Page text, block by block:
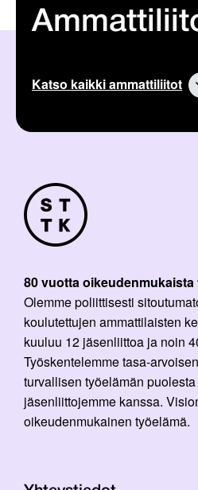
Katso kaikki ammattiliitot
80 vuotta oikeudenmukaista
Olemme poliittisesti
koulutettujen ammattilaisten
kuuluu 12 jäsenliittoa ja noin
Työskentelemme tasa-
turvallisen työelämän
jäsenliittojemme kanssa.
oikeudenmukainen työelämä.